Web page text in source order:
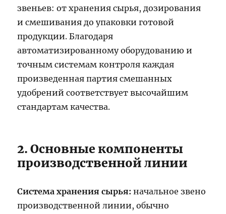
звеньев: от хранения сырья, дозирования
и смешивания до упаковки готовой
продукции. Благодаря
автоматизированному оборудованию и
точным системам контроля каждая
произведенная партия смешанных
удобрений соответствует высочайшим
стандартам качества.
2. Основные компоненты
производственной линии
Система хранения сырья: начальное звено
производственной линии, обычно